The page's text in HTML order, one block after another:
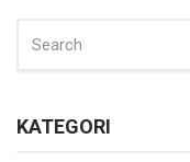
FOR:
KATEGORI